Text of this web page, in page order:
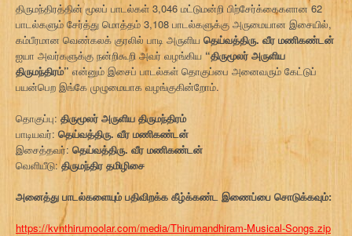
திருமந்திரத்தின் மூலப் பாடல்கள் 3,046 மட்டுமன்றி பிற்சேர்க்கைகளான 62
பாடல்களும் சேர்த்து மொத்தம் 3,108 பாடல்களுக்கு அருமையான இசையில்,
கம்பீரமான வெண்கலக் குரலில் பாடி அருளிய தெய்வத்திரு. வீர மணிகண்டன்
ஐயா அவர்களுக்கு நன்றிகூறி அவர் வழங்கிய “திருமூலர் அருளிய
திருமந்திரம்” என்னும் இசைப் பாடல்கள் தொகுப்பை அனைவரும் கேட்டுப்
பயன்பெற இங்கே முழுமையாக வழங்குகின்றோம்.
தொகுப்பு: திருமூலர் அருளிய திருமந்திரம்
பாடியவர்: தெய்வத்திரு. வீர மணிகண்டன்
இசைத்தவர்: தெய்வத்திரு. வீர மணிகண்டன்
வெளியீடு:திருமந்திர தமிழிசை
அனைத்து பாடல்களையும் பதிவிறக்க கீழ்க்கண்ட இணைப்பை சொடுக்கவும்:
https://kvnthirumoolar.com/media/Thirumandhiram-Musical-Songs.zip